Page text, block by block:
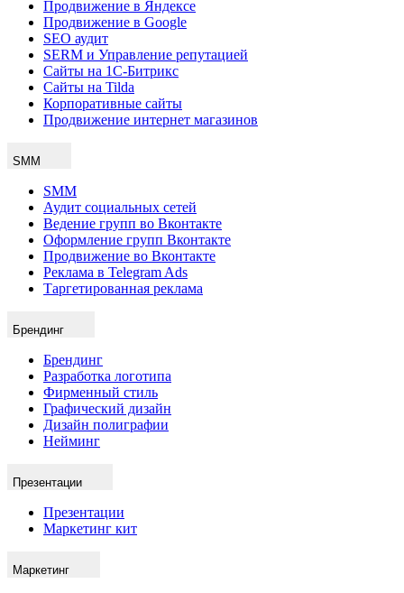
Продвижение в Яндексе
Продвижение в Google
SEO аудит
SERM и Управление репутацией
Сайты на 1С-Битрикс
Сайты на Tilda
Корпоративные сайты
Продвижение интернет магазинов
SMM
SMM
Аудит социальных сетей
Ведение групп во Вконтакте
Оформление групп Вконтакте
Продвижение во Вконтакте
Реклама в Telegram Ads
Таргетированная реклама
Брендинг
Брендинг
Разработка логотипа
Фирменный стиль
Графический дизайн
Дизайн полиграфии
Нейминг
Презентации
Презентации
Маркетинг кит
Маркетинг